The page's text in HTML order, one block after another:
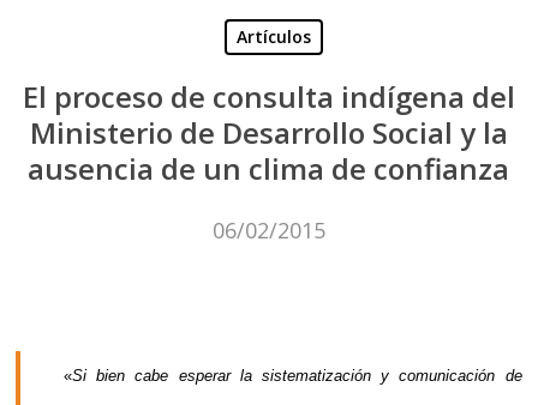
Artículos
El proceso de consulta indígena del
Ministerio de Desarrollo Social y la
ausencia de un clima de confianza
06/02/2015
«Si bien cabe esperar la sistematización y comunicación de